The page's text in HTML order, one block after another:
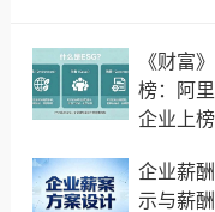
《财富
榜：阿
企业上榜
企业薪
示与薪